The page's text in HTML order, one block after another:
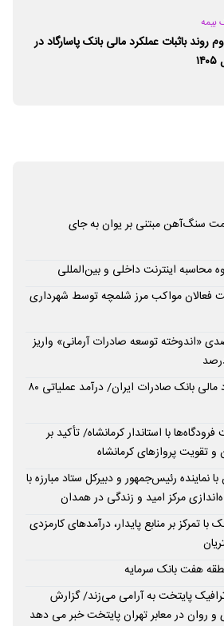
بیمه
روند باثبات عملکرد مالی بانک پاسارگاد در
سنگ‌آهن مبتنی بر یوان به جای
محاسبه اینترنت داخلی و بین‌المللی
فعالان مواکب مرز شلمچه توسط شهرداری
سود ۲۷.۷ درصدی «اندوخته توسعه صادرات آرمانی» واریز
تغییر مثبت در عملکرد مالی بانک صادرات ایران/ درآمد عملیاتی ۸۰
با استاندار کرمانشاه/ تأکید بر
تقویت پروازهای کرمانشاه
نماینده رئیس‌جمهور و دبیرکل ستاد مبارزه با
مرکز امید و زندگی در همدان
با تمرکز بر منابع پایدار، درآمدهای کارمزدی
هفت بانک سرمایه
پایتخت به آرامی می‌زند/ گزارش
روان در معابر تهران پایتخت خبر می دهد